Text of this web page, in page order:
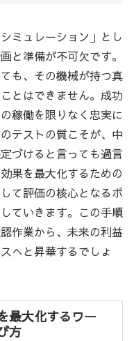
ミュレーション」とし
と準備が不可欠です。
も、その機械が持つ真
とはできません。成功
稼働を限りなく忠実に
テストの質こそが、中
づけると言っても過言
果を最大化するための
て評価の核心となるポ
ていきます。この手順
作業から、未来の利益
へと昇華するでしょ
最大化するワー
方